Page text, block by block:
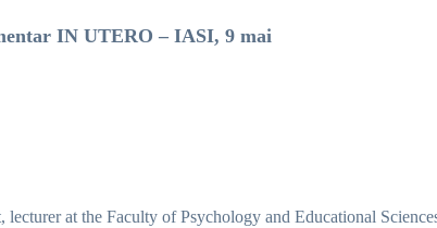
IN UTERO – IASI, 9 mai
at the Faculty of Psychology and Educational